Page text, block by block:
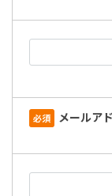
必須 メールア